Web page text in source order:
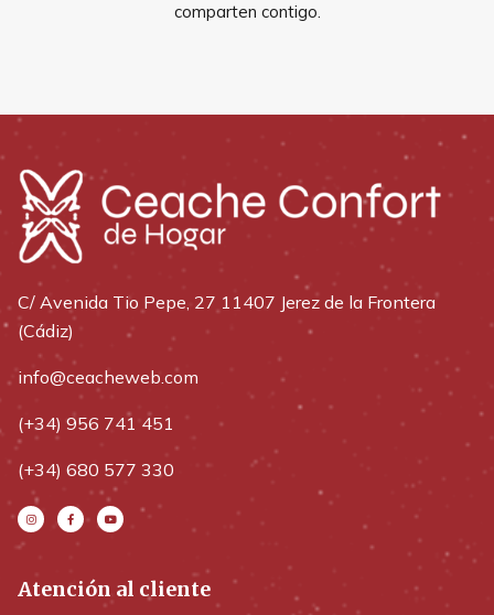
comparten contigo.
C/ Avenida Tio Pepe, 27 11407 Jerez de la Frontera
(Cádiz)
info@ceacheweb.com
(+34) 956 741 451
(+34) 680 577 330
Atención al cliente